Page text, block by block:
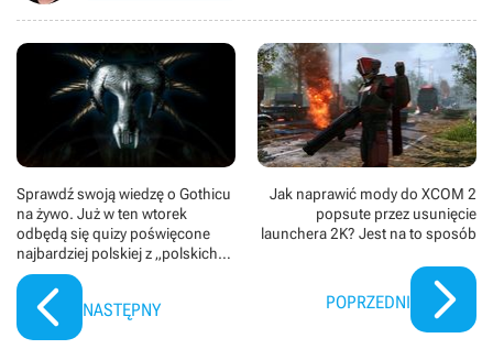
Sprawdź swoją wiedzę o Gothicu
na żywo. Już w ten wtorek
odbędą się quizy poświęcone
najbardziej polskiej z „polskich”
gier
NASTĘPNY
Jak naprawić mody do XCOM 2
popsute przez usunięcie
launchera 2K? Jest na to sposób
POPRZEDNI